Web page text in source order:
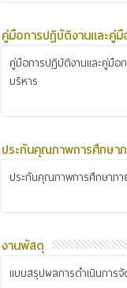
คู่มือการปฏิบัติงานและคู่มื
คู่มือการปฏิบัติงานและคู่มือ
บริหาร
ประกันคุณภาพการศึกษา
ประกันคุณภาพการศึกษาภา
งานพัสดุ
แบบสรุปผลการดำเนินการ